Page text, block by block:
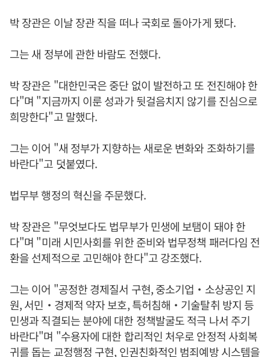
박 장관은 이날 장관 직을 떠나 국회로 돌아가게 됐다.
그는 새 정부에 관한 바람도 전했다.
박 장관은 "대한민국은 중단 없이 발전하고 또 전진해야 한
다"며 "지금까지 이룬 성과가 뒷걸음치지 않기를 진심으로
희망한다"고 말했다.
그는 이어 "새 정부가 지향하는 새로운 변화와 조화하기를
바란다"고 덧붙였다.
법무부 행정의 혁신을 주문했다.
박 장관은 "무엇보다도 법무부가 민생에 보탬이 돼야 한
다"며 "미래 시민사회를 위한 준비와 법무정책 패러다임 전
환을 선제적으로 고민해야 한다"고 강조했다.
그는 이어 "공정한 경제질서 구현, 중소기업‧소상공인 지
원, 서민‧경제적 약자 보호, 특허침해‧기술탈취 방지 등
민생과 직결되는 분야에 대한 정책발굴도 적극 나서 주기
바란다"며 "수용자에 대한 합리적인 처우로 안정적 사회복
귀를 돕는 교정행정 구현, 인권친화적인 범죄예방 시스템을